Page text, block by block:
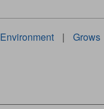
Environment | Grows